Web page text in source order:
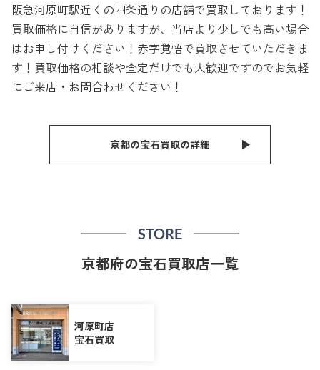
阪急河原町駅近くの四条通りの店舗で買取しております！
買取価格に自信がありますが、当店より少しでも高い場合
はお申し付けください！赤字覚悟で買取させていただきま
す！買取価格の相談や査定だけでも大歓迎ですのでお気軽
にご来店・お問合わせください！
京都の宝石買取の詳細
STORE
京都府の宝石買取店一覧
河原町店
宝石買取